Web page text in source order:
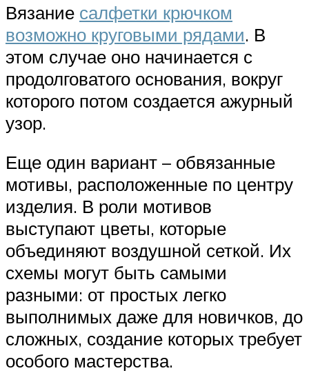
Вязание салфетки крючком
возможно круговыми рядами. В
этом случае оно начинается с
продолговатого основания, вокруг
которого потом создается ажурный
узор.
Еще один вариант – обвязанные
мотивы, расположенные по центру
изделия. В роли мотивов
выступают цветы, которые
объединяют воздушной сеткой. Их
схемы могут быть самыми
разными: от простых легко
выполнимых даже для новичков, до
сложных, создание которых требует
особого мастерства.